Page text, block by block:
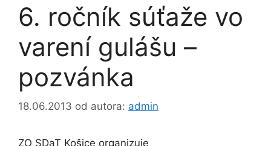
6. ročník súťaže vo
varení gulášu –
pozvánka
18.06.2013 od autora: admin
ZO SDaT Košice organizuje